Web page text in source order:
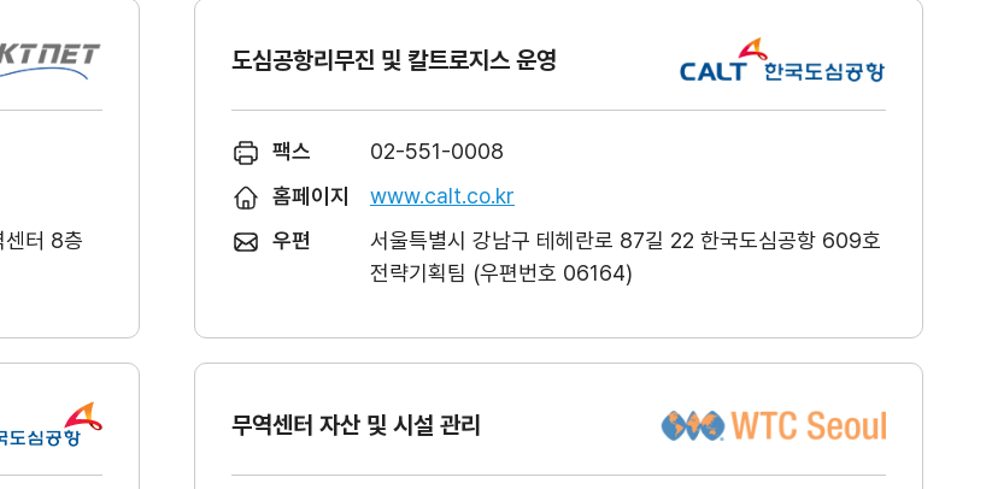
센터 8층
도심공항리무진 및 칼트로지스 운영
팩스
02-551-0008
홈페이지
www.calt.co.kr
우편
서울특별시 강남구 테헤란로 87길 22 한국도심공항 609호
전략기획팀 (우편번호 06164)
무역센터 자산 및 시설 관리